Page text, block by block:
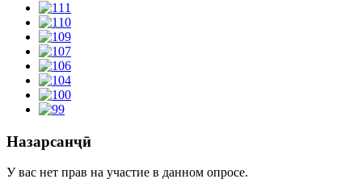
Назарсанҷӣ
У вас нет прав на участие в данном опросе.